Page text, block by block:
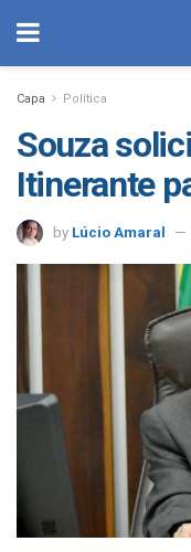
Capa Política
Souza
Itinerante
by Lúcio Amaral